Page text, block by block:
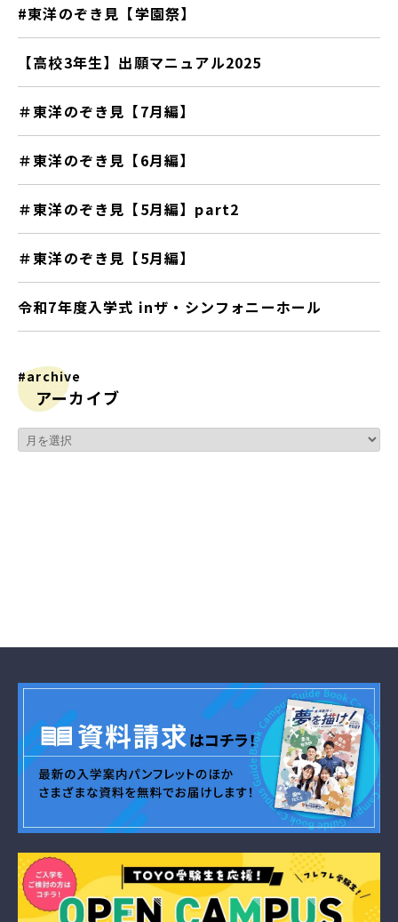
#東洋のぞき見【学園祭】
【高校3年生】出願マニュアル2025
＃東洋のぞき見【7月編】
＃東洋のぞき見【6月編】
＃東洋のぞき見【5月編】part2
＃東洋のぞき見【5月編】
令和7年度入学式 inザ・シンフォニーホール
#archive
アーカイブ